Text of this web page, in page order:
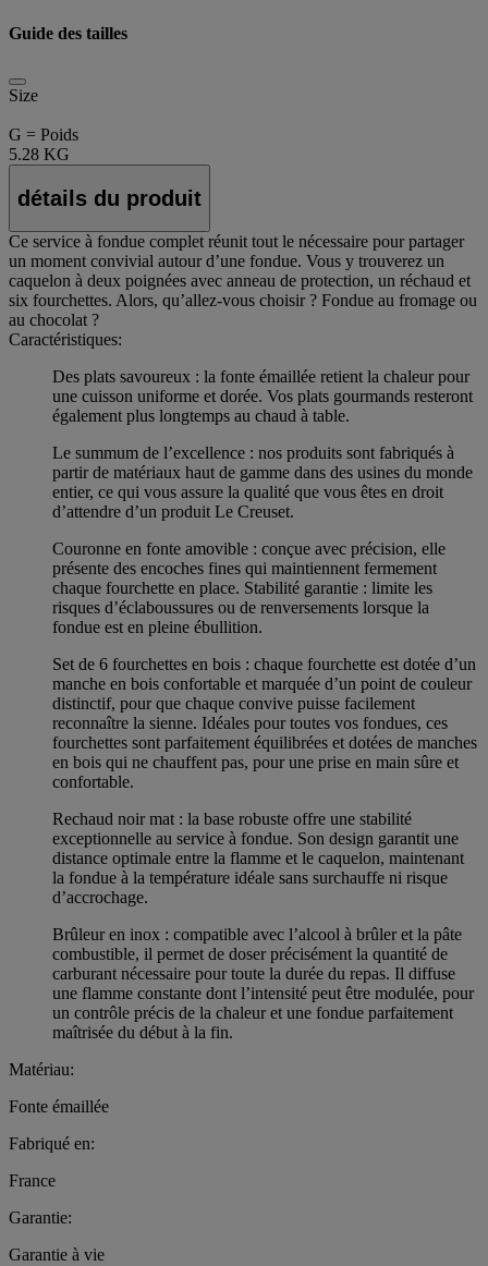
Guide des tailles
Size
G = Poids
5.28 KG
détails du produit
Ce service à fondue complet réunit tout le nécessaire pour partager
un moment convivial autour d’une fondue. Vous y trouverez un
caquelon à deux poignées avec anneau de protection, un réchaud et
six fourchettes. Alors, qu’allez-vous choisir ? Fondue au fromage ou
au chocolat ?
Caractéristiques:
Des plats savoureux : la fonte émaillée retient la chaleur pour
une cuisson uniforme et dorée. Vos plats gourmands resteront
également plus longtemps au chaud à table.
Le summum de l’excellence : nos produits sont fabriqués à
partir de matériaux haut de gamme dans des usines du monde
entier, ce qui vous assure la qualité que vous êtes en droit
d’attendre d’un produit Le Creuset.
Couronne en fonte amovible : conçue avec précision, elle
présente des encoches fines qui maintiennent fermement
chaque fourchette en place. Stabilité garantie : limite les
risques d’éclaboussures ou de renversements lorsque la
fondue est en pleine ébullition.
Set de 6 fourchettes en bois : chaque fourchette est dotée d’un
manche en bois confortable et marquée d’un point de couleur
distinctif, pour que chaque convive puisse facilement
reconnaître la sienne. Idéales pour toutes vos fondues, ces
fourchettes sont parfaitement équilibrées et dotées de manches
en bois qui ne chauffent pas, pour une prise en main sûre et
confortable.
Rechaud noir mat : la base robuste offre une stabilité
exceptionnelle au service à fondue. Son design garantit une
distance optimale entre la flamme et le caquelon, maintenant
la fondue à la température idéale sans surchauffe ni risque
d’accrochage.
Brûleur en inox : compatible avec l’alcool à brûler et la pâte
combustible, il permet de doser précisément la quantité de
carburant nécessaire pour toute la durée du repas. Il diffuse
une flamme constante dont l’intensité peut être modulée, pour
un contrôle précis de la chaleur et une fondue parfaitement
maîtrisée du début à la fin.
Matériau:
Fonte émaillée
Fabriqué en:
France
Garantie:
Garantie à vie